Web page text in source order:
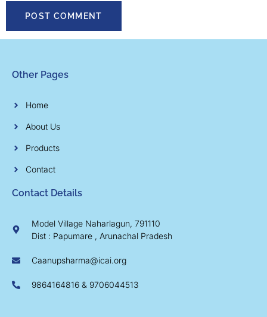
Other Pages
Home
About Us
Products
Contact
Contact Details
Model Village Naharlagun, 791110
Dist : Papumare , Arunachal Pradesh
Caanupsharma@icai.org
9864164816 & 9706044513